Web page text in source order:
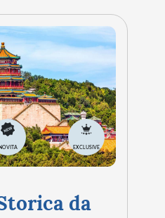
NOVITA EXCLUSIVE
da